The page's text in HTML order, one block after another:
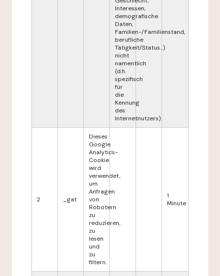
Interessen,
demografische
Daten,
Familien-/Familienstand,
berufliche
Tätigkeit/Status...)
nicht
namentlich
(d.h.
spezifisch
für
die
Kennung
des
Internetnutzers).
2 _gat
Dieses
Google
Analytics-
Cookie
wird
verwendet,
um
Anfragen
von
Robotern
zu
reduzieren,
zu
lesen
und
zu
filtern.
1
Minute